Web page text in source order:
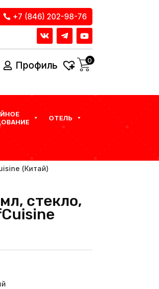
+7 (846) 202-98-76
Профиль 0
ОТЕЛЬ
(Китай)
стекло,